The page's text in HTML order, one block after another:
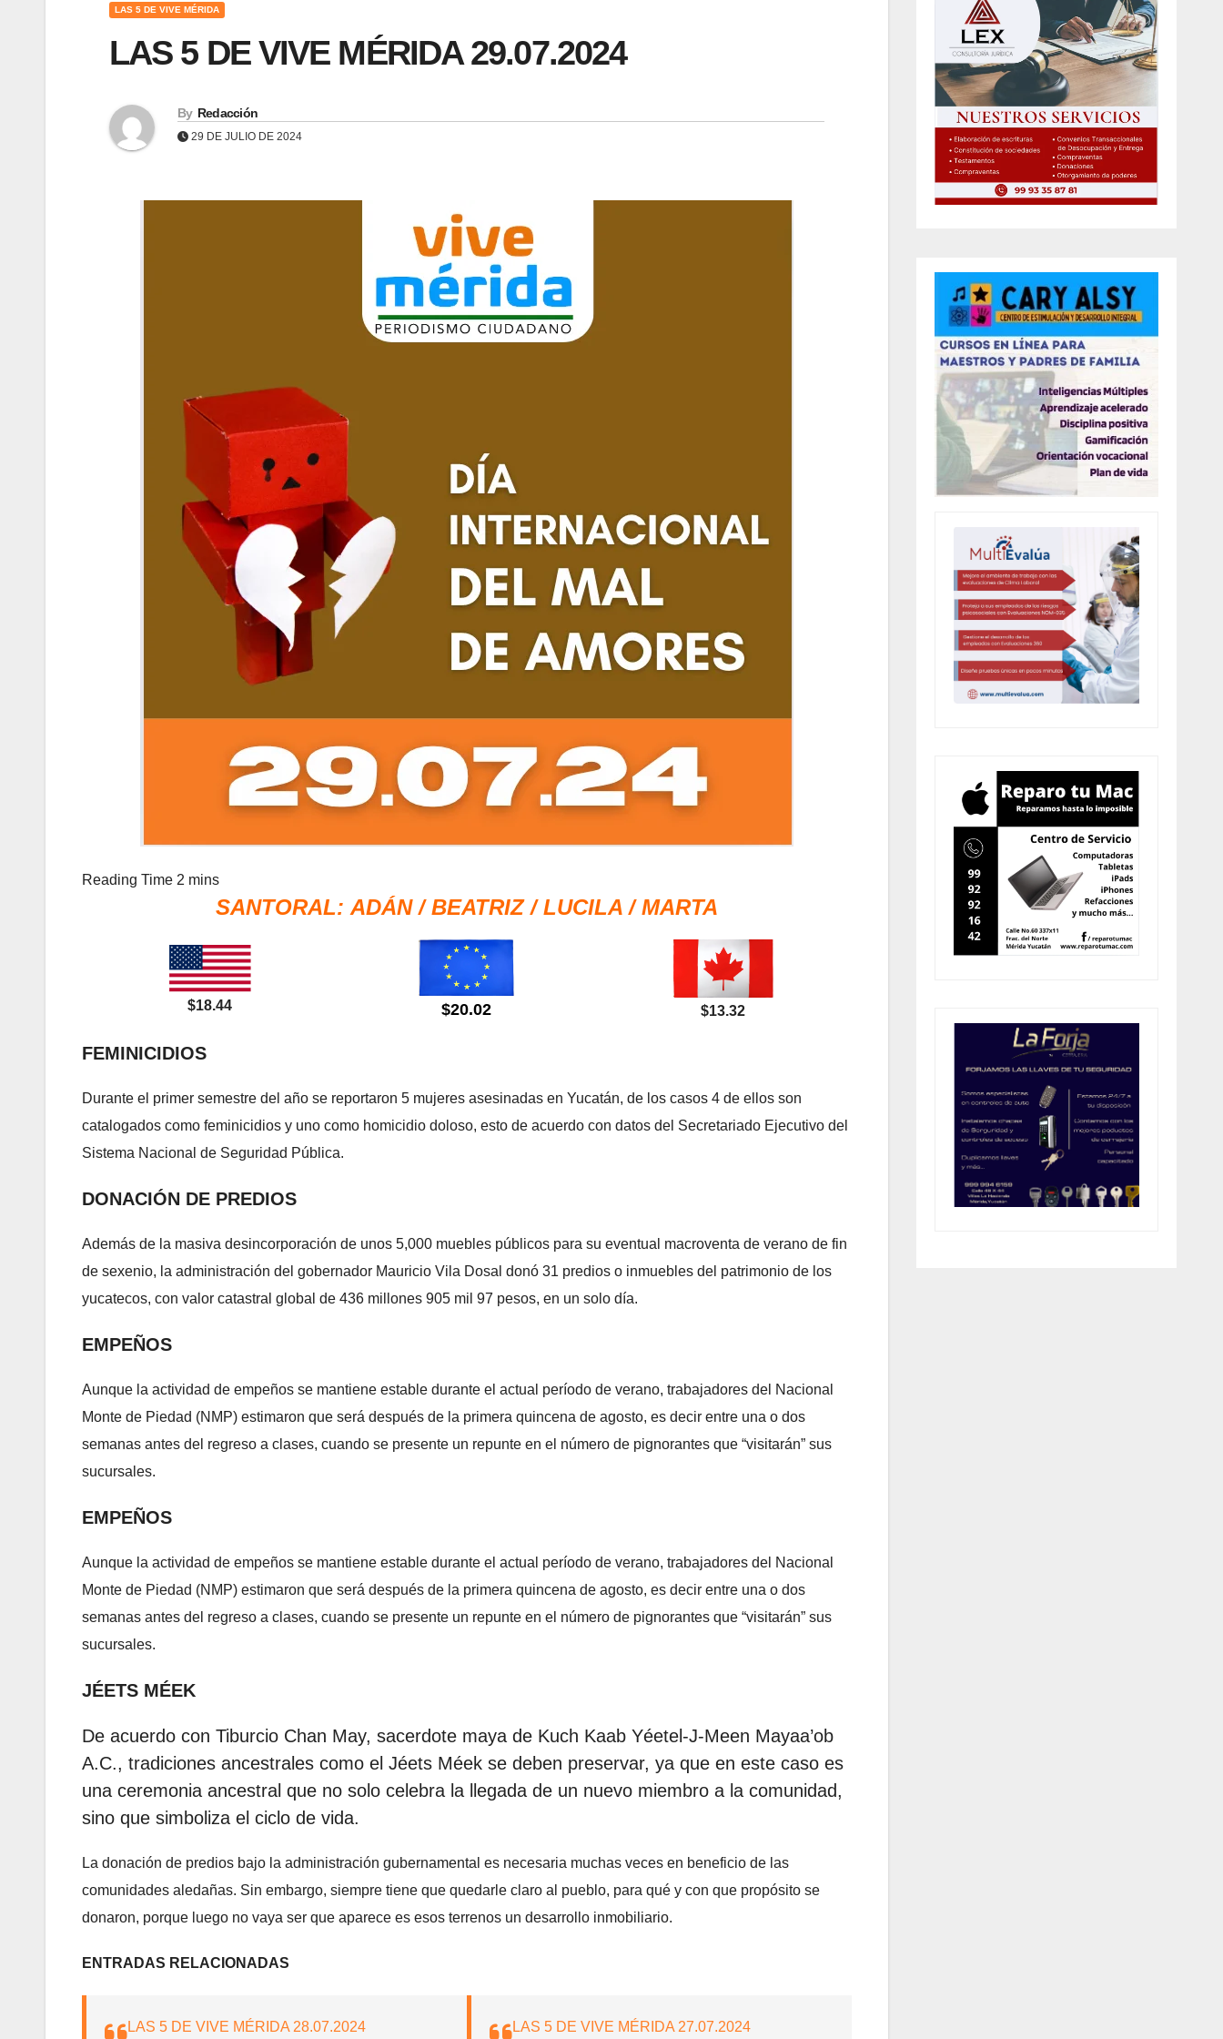
LAS 5 DE VIVE MÉRIDA
LAS 5 DE VIVE MÉRIDA 29.07.2024
By Redacción
29 DE JULIO DE 2024
SANTORAL: ADÁN / BEATRIZ / LUCILA / MARTA
$18.44 $20.02 $13.32
FEMINICIDIOS
Durante el primer semestre del año se reportaron 5 mujeres asesinadas en Yucatán, de los casos 4 de ellos son
catalogados como feminicidios y uno como homicidio doloso, esto de acuerdo con datos del Secretariado Ejecutivo del
Sistema Nacional de Seguridad Pública.
DONACIÓN DE PREDIOS
Además de la masiva desincorporación de unos 5,000 muebles públicos para su eventual macroventa de verano de fin
de sexenio, la administración del gobernador Mauricio Vila Dosal donó 31 predios o inmuebles del patrimonio de los
yucatecos, con valor catastral global de 436 millones 905 mil 97 pesos, en un solo día.
EMPEÑOS
Aunque la actividad de empeños se mantiene estable durante el actual período de verano, trabajadores del Nacional
Monte de Piedad (NMP) estimaron que será después de la primera quincena de agosto, es decir entre una o dos
semanas antes del regreso a clases, cuando se presente un repunte en el número de pignorantes que “visitarán” sus
sucursales.
EMPEÑOS
Aunque la actividad de empeños se mantiene estable durante el actual período de verano, trabajadores del Nacional
Monte de Piedad (NMP) estimaron que será después de la primera quincena de agosto, es decir entre una o dos
semanas antes del regreso a clases, cuando se presente un repunte en el número de pignorantes que “visitarán” sus
sucursales.
JÉETS MÉEK
De acuerdo con Tiburcio Chan May, sacerdote maya de Kuch Kaab Yéetel-J-Meen Mayaa’ob
A.C., tradiciones ancestrales como el Jéets Méek se deben preservar, ya que en este caso es
una ceremonia ancestral que no solo celebra la llegada de un nuevo miembro a la comunidad,
sino que simboliza el ciclo de vida.
La donación de predios bajo la administración gubernamental es necesaria muchas veces en beneficio de las
comunidades aledañas. Sin embargo, siempre tiene que quedarle claro al pueblo, para qué y con que propósito se
donaron, porque luego no vaya ser que aparece es esos terrenos un desarrollo inmobiliario.
ENTRADAS RELACIONADAS
LAS 5 DE VIVE MÉRIDA 28.07.2024 LAS 5 DE VIVE MÉRIDA 27.07.2024